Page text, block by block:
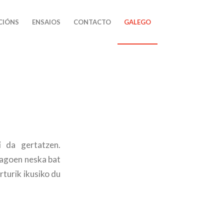
ENSAIOS CONTACTO GALEGO
da gertatzen.
neska bat
ikusiko du